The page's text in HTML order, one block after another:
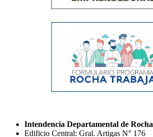
Intendencia Departamental de Rocha
Edificio Central: Gral. Artigas N° 176